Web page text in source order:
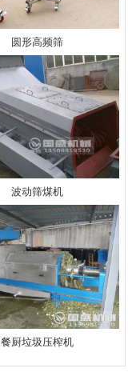
圆形高频筛
波动筛煤机
餐厨垃圾压榨机